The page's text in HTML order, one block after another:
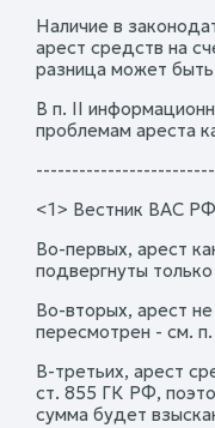
Наличие в
арест средств на
разница может быть
В п. II
проблемам ареста
<1> Вестник ВАС
Во-первых, арест
подвергнуты
Во-вторых, арест
пересмотрен - см.
В-третьих, арест
ст. 855 ГК РФ,
сумма будет